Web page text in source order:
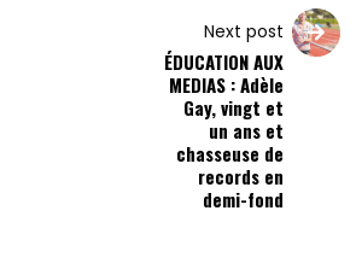
Next post
ÉDUCATION AUX
MEDIAS : Adèle
Gay, vingt et
un ans et
chasseuse de
records en
demi-fond